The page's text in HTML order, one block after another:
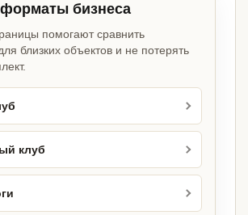
бизнеса
помогают сравнить
близких объектов и не потерять
клуб